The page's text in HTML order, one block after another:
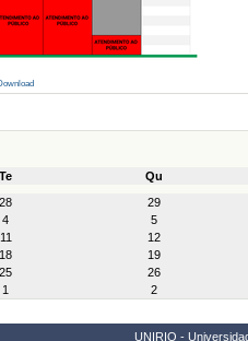
Te
Qu
28
29
4
5
11
12
18
19
25
26
1 2
UNIRIO -